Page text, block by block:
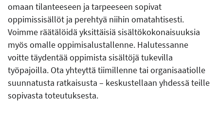
omaan tilanteeseen ja tarpeeseen sopivat
oppimissisällöt ja perehtyä niihin omatahtisesti.
Voimme räätälöidä yksittäisiä sisältökokonaisuuksia
myös omalle oppimisalustallenne. Halutessanne
voitte täydentää oppimista sisältöjä tukevilla
työpajoilla. Ota yhteyttä tiimillenne tai organisaatiolle
suunnatusta ratkaisusta – keskustellaan yhdessä teille
sopivasta toteutuksesta.